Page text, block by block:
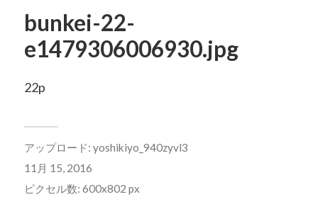
bunkei-22-
e1479306006930.jpg
22p
アップロード: yoshikiyo_940zyvl3
11月 15, 2016
ピクセル数: 600x802 px